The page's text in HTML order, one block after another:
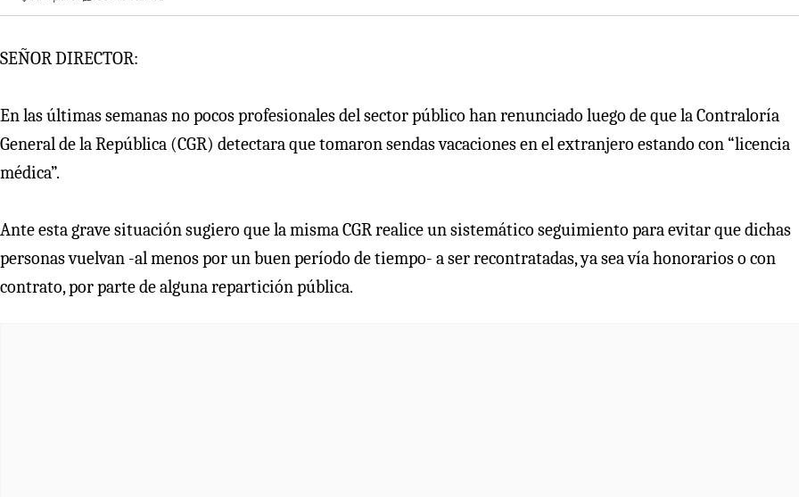
SEÑOR DIRECTOR:
En las últimas semanas no pocos profesionales del sector público han renunciado luego de que la Contraloría
General de la República (CGR) detectara que tomaron sendas vacaciones en el extranjero estando con “licencia
médica”.
Ante esta grave situación sugiero que la misma CGR realice un sistemático seguimiento para evitar que dichas
personas vuelvan -al menos por un buen período de tiempo- a ser recontratadas, ya sea vía honorarios o con
contrato, por parte de alguna repartición pública.